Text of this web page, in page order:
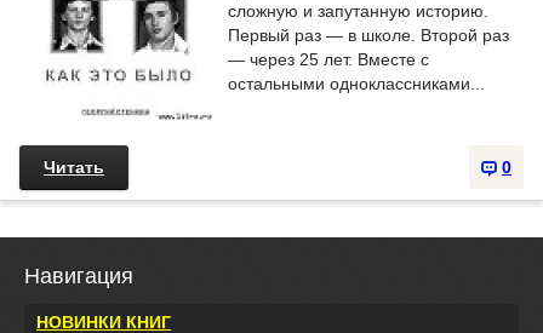
сложную и запутанную историю.
Первый раз — в школе. Второй раз
— через 25 лет. Вместе с
остальными одноклассниками...
0
Читать
Навигация
НОВИНКИ КНИГ